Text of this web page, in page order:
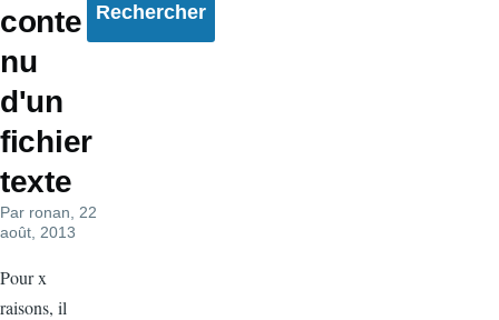
conte
nu
d'un
fichier
texte
Par ronan , 22
août, 2013
Pour x
raisons, il